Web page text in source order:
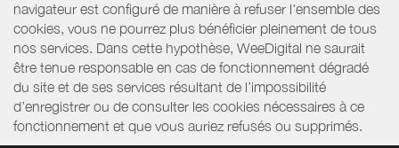
navigateur est configuré de manière à refuser l'ensemble des
cookies, vous ne pourrez plus bénéficier pleinement de tous
nos services. Dans cette hypothèse, WeeDigital ne saurait
être tenue responsable en cas de fonctionnement dégradé
du site et de ses services résultant de l’impossibilité
d’enregistrer ou de consulter les cookies nécessaires à ce
fonctionnement et que vous auriez refusés ou supprimés.